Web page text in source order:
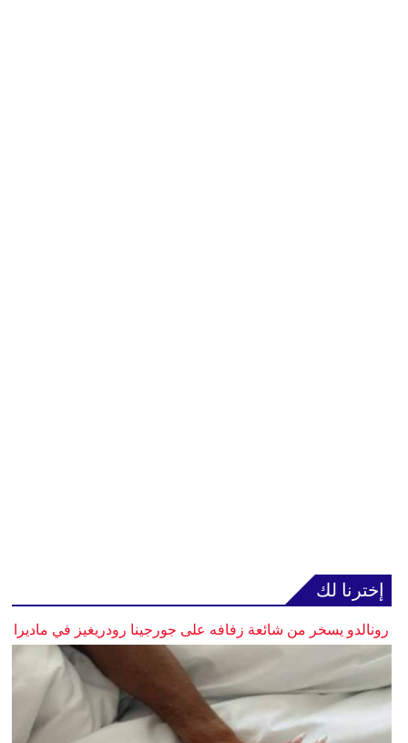
إخترنا لك
رونالدو يسخر من شائعة زفافه على جورجينا رودريغيز في ماديرا